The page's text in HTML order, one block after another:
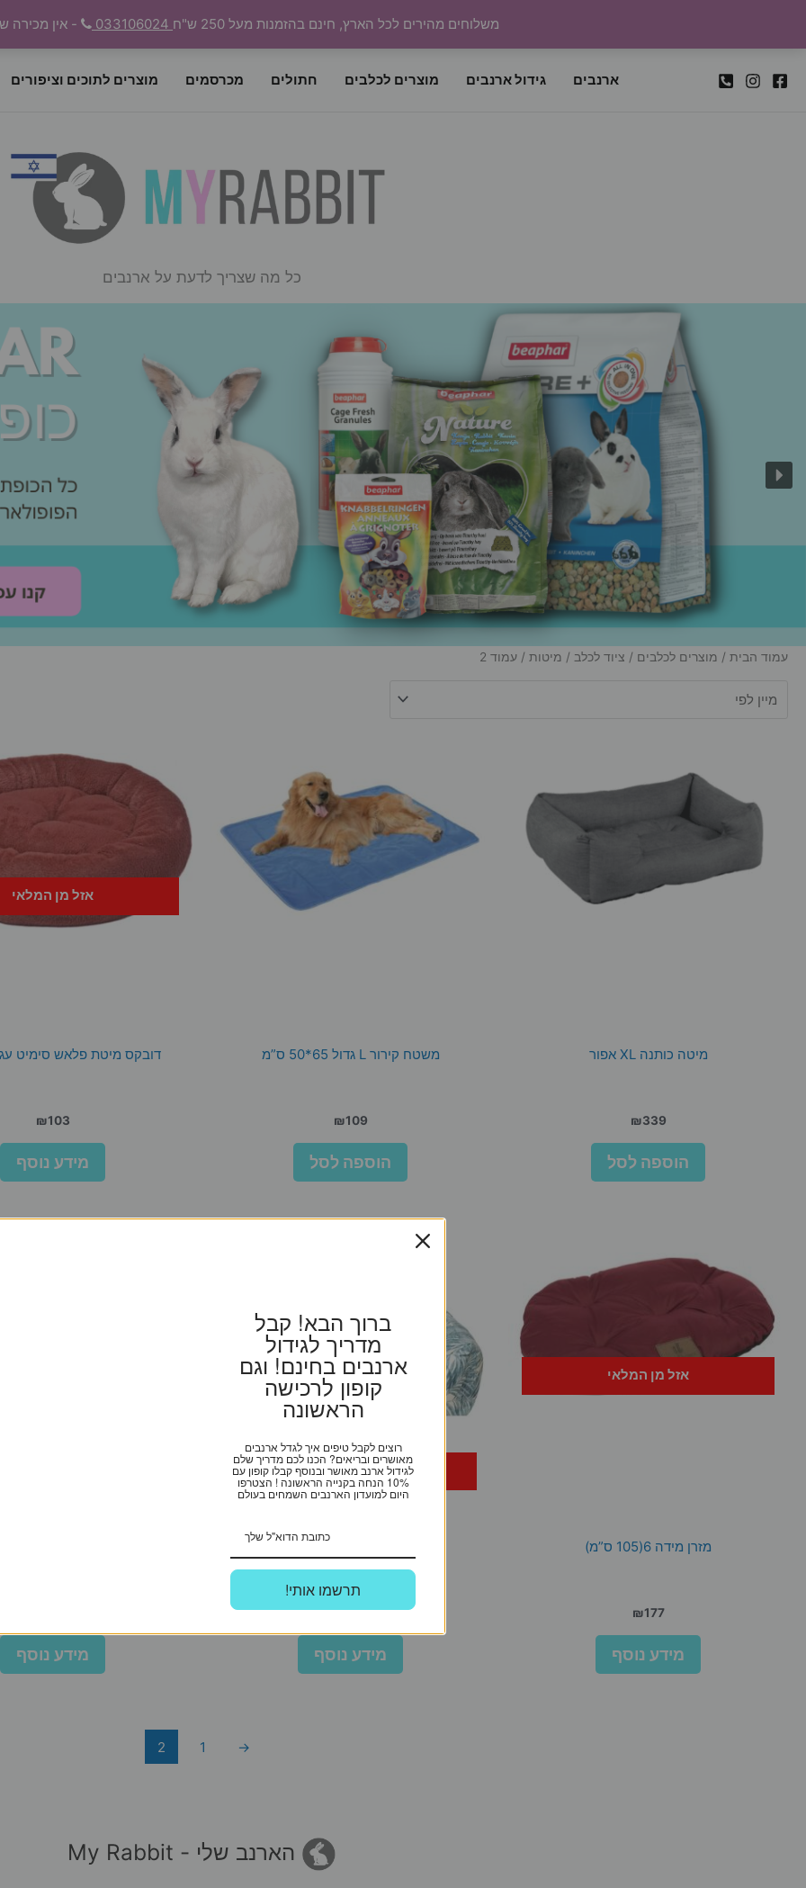
משלוחים מהירים לכל הארץ, חינם בהזמנות מעל 250 ש"ח - אין מכירה
ארנבים גידול ארנבים מוצרים לכלבים חתולים מכרסמים מוצרים לתוכים וציפורים
כל מה שצריך לדעת על ארנבים
עמוד הבית / מוצרים לכלבים / ציוד לכלב / מיטות / עמוד 2
מיטה כותנה XL אפור
₪339
הוספה לסל
משטח קירור L גדול 65*50 ס”מ
₪109
הוספה לסל
אזל מן המלאי
דובקס מיטת פלאש סימיט
₪103
מידע נוסף
אזל מן המלאי
מזרן מידה 6(105 ס”מ)
₪177
מידע נוסף
אזל מן המלאי
ריבוס מיטת מקרון תכלת M
₪198
מידע נוסף מידע נוסף
→
1
2
הארנב שלי - My Rabbit
ברוך הבא! קבל
מדריך לגידול
ארנבים בחינם! וגם
קופון לרכישה
הראשונה
מאושרים ובריאים? הכנו לכם מדריך שלם
לגידול ארנב מאושר ובנוסף קבלו קופון עם
10% הנחה בקנייה הראשונה ! הצטרפו
היום למועדון הארנבים השמחים בעולם